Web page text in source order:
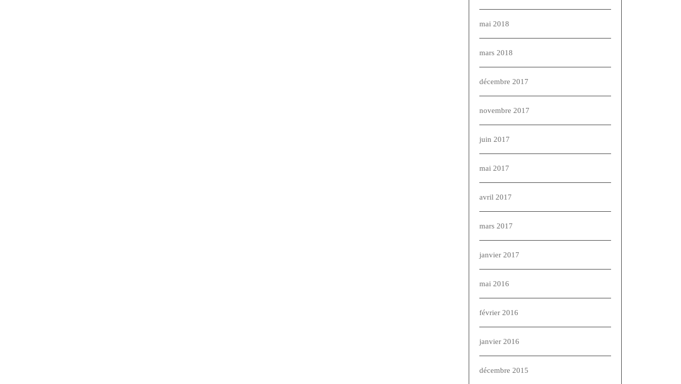
mai 2018
mars 2018
décembre 2017
novembre 2017
juin 2017
mai 2017
avril 2017
mars 2017
janvier 2017
mai 2016
février 2016
janvier 2016
décembre 2015